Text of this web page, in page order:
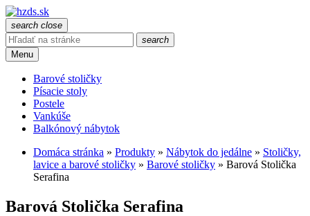
search close
search
Menu
Barové stoličky
Písacie stoly
Postele
Vankúše
Balkónový nábytok
Domáca stránka » Produkty » Nábytok do jedálne » Stoličky,
lavice a barové stoličky » Barové stoličky » Barová Stolička
Serafina
Barová Stolička Serafina